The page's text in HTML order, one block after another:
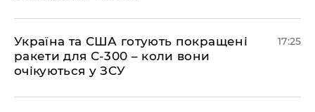
​Україна та США готують покращені
ракети для С-300 – коли вони
очікуються у ЗСУ
17:25